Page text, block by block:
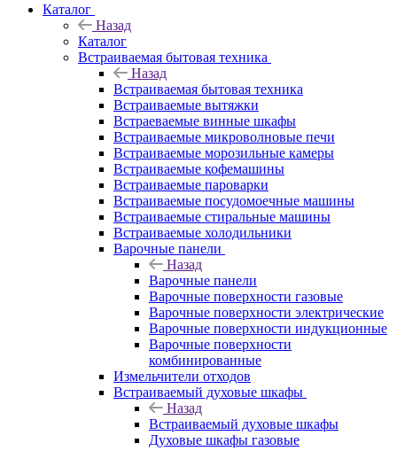
Каталог
Назад
Каталог
Встраиваемая бытовая техника
Назад
Встраиваемая бытовая техника
Встраиваемые вытяжки
Встраеваемые винные шкафы
Встраиваемые микроволновые печи
Встраиваемые морозильные камеры
Встраиваемые кофемашины
Встраиваемые пароварки
Встраиваемые посудомоечные машины
Встраиваемые стиральные машины
Встраиваемые холодильники
Варочные панели
Назад
Варочные панели
Варочные поверхности газовые
Варочные поверхности электрические
Варочные поверхности индукционные
Варочные поверхности
комбинированные
Измельчители отходов
Встраиваемый духовые шкафы
Назад
Встраиваемый духовые шкафы
Духовые шкафы газовые